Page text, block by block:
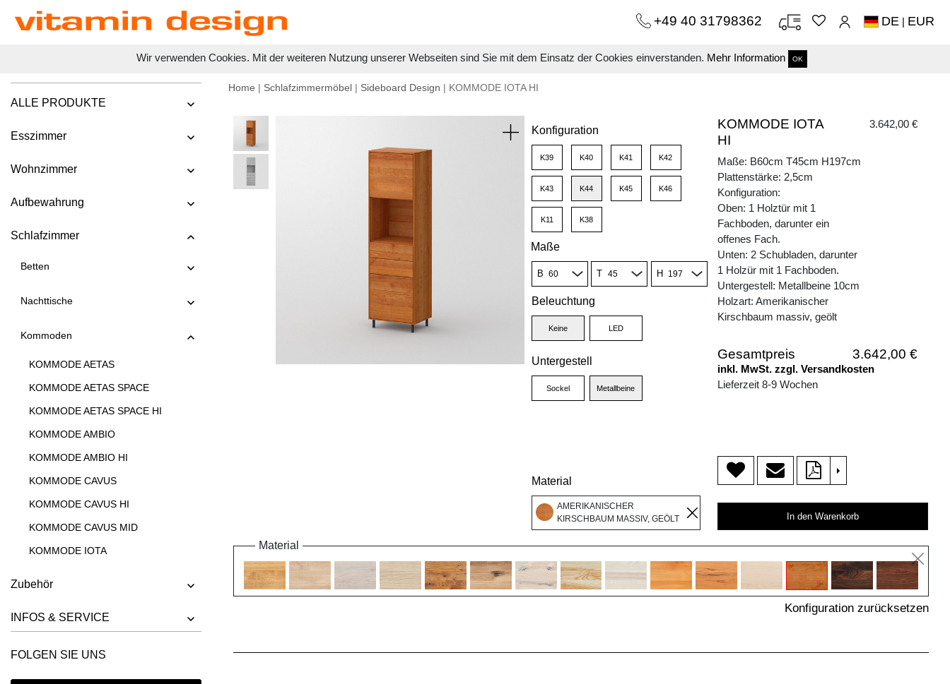
Wir verwenden Cookies. Mit der weiteren Nutzung unserer Webseiten sind Sie mit dem Einsatz der Cookies einverstanden. Mehr Information OK
+49 40 31798362 DE | EUR
ALLE PRODUKTE
Esszimmer
Wohnzimmer
Aufbewahrung
Schlafzimmer
Betten
Nachttische
Kommoden
KOMMODE AETAS
KOMMODE AETAS SPACE
KOMMODE AETAS SPACE HI
KOMMODE AMBIO
KOMMODE AMBIO HI
KOMMODE CAVUS
KOMMODE CAVUS HI
KOMMODE CAVUS MID
KOMMODE IOTA
KOMMODE IOTA MID
Zubehör
INFOS & SERVICE
FOLGEN SIE UNS
Home | Schlafzimmermöbel | Sideboard Design | KOMMODE IOTA HI
Konfiguration
K39 K40 K41 K42
K43 K44 K45 K46
K11 K38
Maße
B T H
Beleuchtung
Keine LED
Untergestell
Sockel Metallbeine
Material
AMERIKANISCHER
KIRSCHBAUM MASSIV, GEÖLT
KOMMODE IOTA
HI
3.642,00 €
Maße: B60cm T45cm H197cm
Plattenstärke: 2,5cm
Konfiguration:
Oben: 1 Holztür mit 1
Fachboden, darunter ein
offenes Fach.
Unten: 2 Schubladen, darunter
1 Holzür mit 1 Fachboden.
Untergestell: Metallbeine 10cm
Holzart: Amerikanischer
Kirschbaum massiv, geölt
Gesamtpreis 3.642,00 €
inkl. MwSt. zzgl. Versandkosten
Lieferzeit 8-9 Wochen
>
In den Warenkorb
Material
Konfiguration zurücksetzen